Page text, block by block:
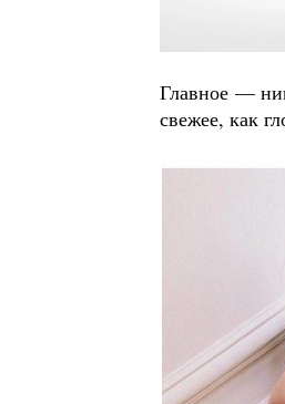
Главное —
свежее, как